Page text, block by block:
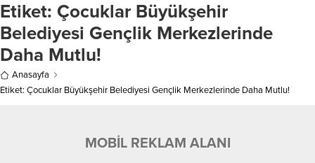
Etiket: Çocuklar Büyükşehir
Belediyesi Gençlik Merkezlerinde
Daha Mutlu!
Anasayfa
Etiket: Çocuklar Büyükşehir Belediyesi Gençlik Merkezlerinde Daha Mutlu!
MOBİL REKLAM ALANI